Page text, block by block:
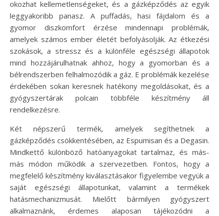
okozhat kellemetlenségeket, és a gázképződés az egyik
leggyakoribb panasz. A puffadás, hasi fájdalom és a
gyomor diszkomfort érzése mindennapi problémák,
amelyek számos ember életét befolyásolják. Az étkezési
szokások, a stressz és a különféle egészségi állapotok
mind hozzájárulhatnak ahhoz, hogy a gyomorban és a
bélrendszerben felhalmozódik a gáz. E problémák kezelése
érdekében sokan keresnek hatékony megoldásokat, és a
gyógyszertárak polcain többféle készítmény áll
rendelkezésre.
Két népszerű termék, amelyek segíthetnek a
gázképződés csökkentésében, az Espumisan és a Degasin.
Mindkettő különböző hatóanyagokat tartalmaz, és más-
más módon működik a szervezetben. Fontos, hogy a
megfelelő készítmény kiválasztásakor figyelembe vegyük a
saját egészségi állapotunkat, valamint a termékek
hatásmechanizmusát. Mielőtt bármilyen gyógyszert
alkalmaznánk, érdemes alaposan tájékozódni a